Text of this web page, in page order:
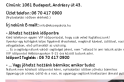
Címünk: 1061 Budapest, Andrássy út 43.
Üzlet telefon: 06 70 417 0900
(Nyitvatartási időben elérhető.)
Írj nekünk E-mailt:info@ekszerpalota.hu
- Jöhetsz hozzánk időpontra
Kérd telefonon egyéni VIP időpontodat, hogy csak veled foglalkozzunk!
Ilyenkor egy kollégánk teljes figyelmét élvezheted, megkínál kávéval, üdítőval,
válogatásban, első pillanattól az utolsóig.
... És a segítség nálunk valódi segítséget jelent, nem "válaszd ki ami tetszik aztán
VIP időpontot Hétköznapokon 9-15 óra között tudunk adni.
Időpont foglalás : 06 70 417 0900
- ... Vagy jöhetsz hozzánk bármikor, amikor tudsz
Nálunk nem kötelező időpontot kérni, nyitvatartási időben jöhetsz bármikor.
Ugyanúgy jár a kávé, üdítő és a nasi, és ugyanúgy segítünk kiválasztani álmaid